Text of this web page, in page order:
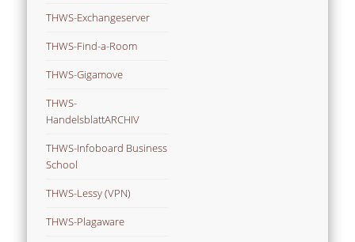
THWS-Exchangeserver
THWS-Find-a-Room
THWS-Gigamove
THWS-
HandelsblattARCHIV
THWS-Infoboard Business
School
THWS-Lessy (VPN)
THWS-Plagaware